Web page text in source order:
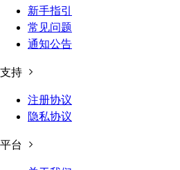
新手指引
常见问题
通知公告
支持
注册协议
隐私协议
平台